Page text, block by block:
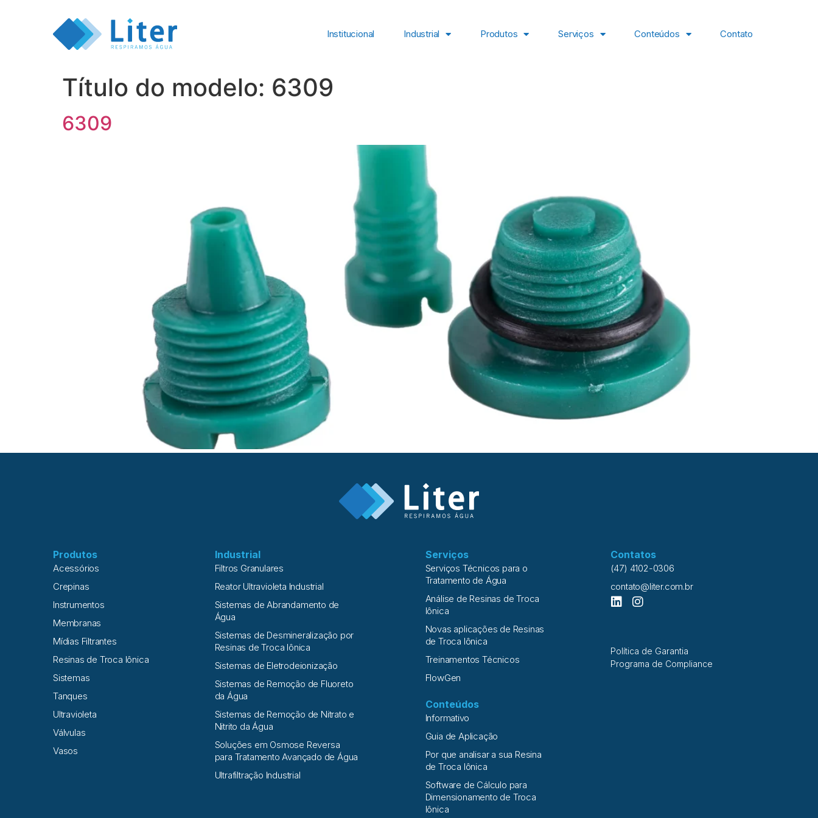
Institucional Industrial Produtos Serviços Conteúdos Contato
Título do modelo: 6309
6309
Produtos
Acessórios
Crepinas
Instrumentos
Membranas
Mídias Filtrantes
Resinas de Troca Iônica
Sistemas
Tanques
Ultravioleta
Válvulas
Vasos
Industrial
Filtros Granulares
Reator Ultravioleta Industrial
Sistemas de Abrandamento de
Água
Sistemas de Desmineralização por
Resinas de Troca Iônica
Sistemas de Eletrodeionização
Sistemas de Remoção de Fluoreto
da Água
Sistemas de Remoção de Nitrato e
Nitrito da Água
Soluções em Osmose Reversa
para Tratamento Avançado de Água
Ultrafiltração Industrial
Serviços
Serviços Técnicos para o
Tratamento de Água
Análise de Resinas de Troca
Iônica
Novas aplicações de Resinas
de Troca Iônica
Treinamentos Técnicos
FlowGen
Conteúdos
Informativo
Guia de Aplicação
Por que analisar a sua Resina
de Troca Iônica
Software de Cálculo para
Dimensionamento de Troca
Iônica
Contatos
(47) 4102-0306
contato@liter.com.br
Política de Garantia
Programa de Compliance